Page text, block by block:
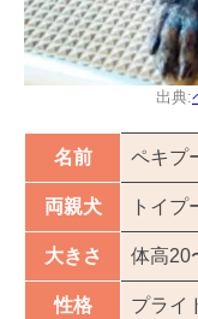
出典:
名前 ペキプ
両親犬 トイ
大きさ 体高20
性格 プライ